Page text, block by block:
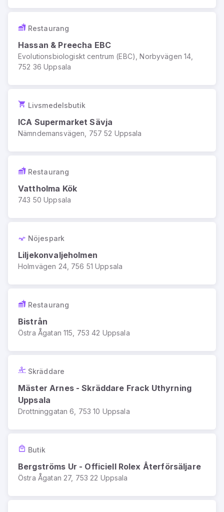
Restaurang
Hassan & Preecha EBC
Evolutionsbiologiskt centrum (EBC), Norbyvägen 14,
752 36 Uppsala
Livsmedelsbutik
ICA Supermarket Sävja
Nämndemansvägen, 757 52 Uppsala
Restaurang
Vattholma Kök
743 50 Uppsala
Nöjespark
Liljekonvaljeholmen
Holmvägen 24, 756 51 Uppsala
Restaurang
Bistrån
Östra Ågatan 115, 753 42 Uppsala
Skräddare
Mäster Arnes - Skräddare Frack Uthyrning
Uppsala
Drottninggatan 6, 753 10 Uppsala
Butik
Bergströms Ur - Officiell Rolex Återförsäljare
Östra Ågatan 27, 753 22 Uppsala